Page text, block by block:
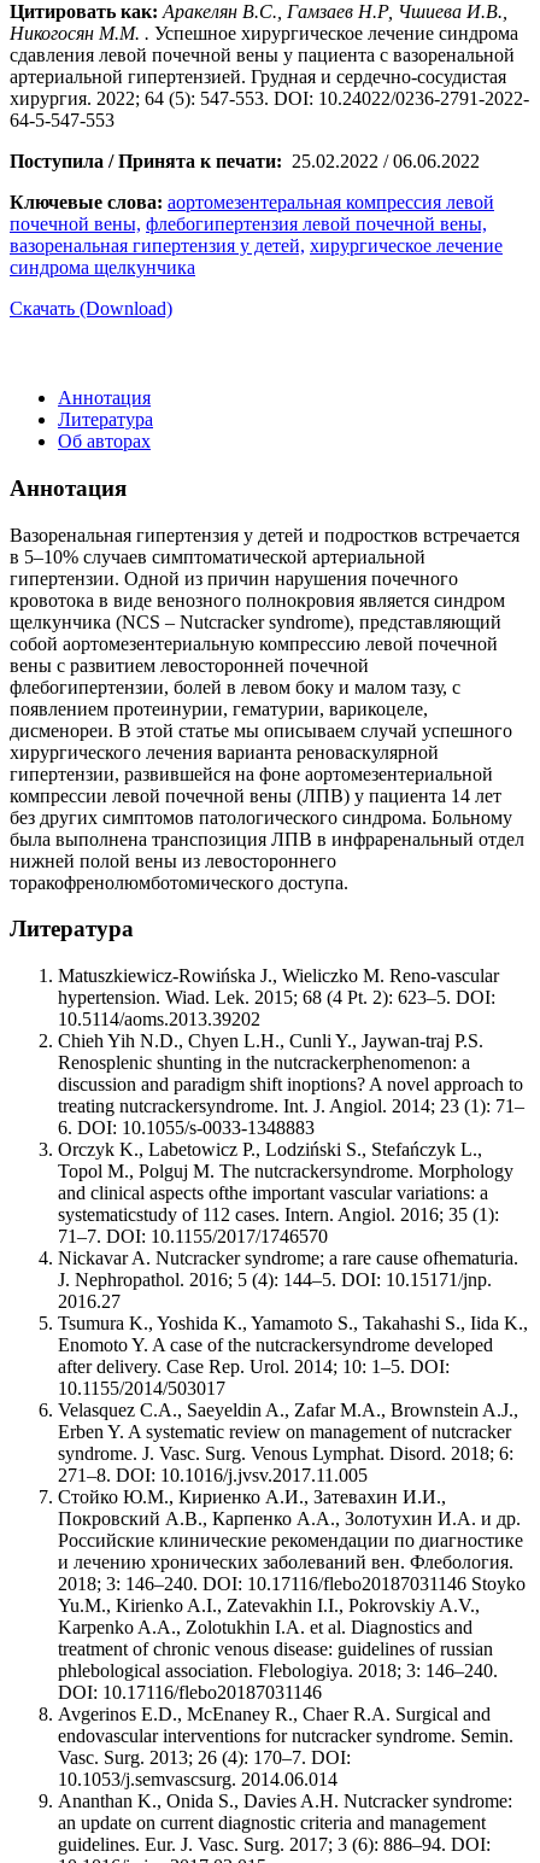
Цитировать как: Аракелян В.С., Гамзаев Н.Р, Чшиева И.В.,
Никогосян М.М. . Успешное хирургическое лечение синдрома
сдавления левой почечной вены у пациента с вазоренальной
артериальной гипертензией. Грудная и сердечно-сосудистая
хирургия. 2022; 64 (5): 547-553. DOI: 10.24022/0236-2791-2022-
64-5-547-553
Поступила / Принята к печати: 25.02.2022 / 06.06.2022
Ключевые слова: аортомезентеральная компрессия левой
почечной вены, флебогипертензия левой почечной вены,
вазоренальная гипертензия у детей, хирургическое лечение
синдрома щелкунчика
Скачать (Download)
Аннотация
Литература
Об авторах
Аннотация
Вазоренальная гипертензия у детей и подростков встречается
в 5–10% случаев симптоматической артериальной
гипертензии. Одной из причин нарушения почечного
кровотока в виде венозного полнокровия является синдром
щелкунчика (NCS – Nutcracker syndrome), представляющий
собой аортомезентериальную компрессию левой почечной
вены с развитием левосторонней почечной
флебогипертензии, болей в левом боку и малом тазу, с
появлением протеинурии, гематурии, варикоцеле,
дисменореи. В этой статье мы описываем случай успешного
хирургического лечения варианта реноваскулярной
гипертензии, развившейся на фоне аортомезентериальной
компрессии левой почечной вены (ЛПВ) у пациента 14 лет
без других симптомов патологического синдрома. Больному
была выполнена транспозиция ЛПВ в инфраренальный отдел
нижней полой вены из левостороннего
торакофренолюмботомического доступа.
Литература
Matuszkiewicz-Rowińska J., Wieliczko M. Reno-vascular
hypertension. Wiad. Lek. 2015; 68 (4 Pt. 2): 623–5. DOI:
10.5114/aoms.2013.39202
Chieh Yih N.D., Chyen L.H., Cunli Y., Jaywan-traj P.S.
Renosplenic shunting in the nutcrackerphenomenon: a
discussion and paradigm shift inoptions? A novel approach to
treating nutcrackersyndrome. Int. J. Angiol. 2014; 23 (1): 71–
6. DOI: 10.1055/s-0033-1348883
Orczyk K., Labetowicz P., Lodziński S., Stefańczyk L.,
Topol M., Polguj M. The nutcrackersyndrome. Morphology
and clinical aspects ofthe important vascular variations: a
systematicstudy of 112 cases. Intern. Angiol. 2016; 35 (1):
71–7. DOI: 10.1155/2017/1746570
Nickavar A. Nutcracker syndrome; a rare cause ofhematuria.
J. Nephropathol. 2016; 5 (4): 144–5. DOI: 10.15171/jnp.
2016.27
Tsumura K., Yoshida K., Yamamoto S., Takahashi S., Iida K.,
Enomoto Y. A case of the nutcrackersyndrome developed
after delivery. Case Rep. Urol. 2014; 10: 1–5. DOI:
10.1155/2014/503017
Velasquez C.A., Saeyeldin A., Zafar M.A., Brownstein A.J.,
Erben Y. A systematic review on management of nutcracker
syndrome. J. Vasc. Surg. Venous Lymphat. Disord. 2018; 6:
271–8. DOI: 10.1016/j.jvsv.2017.11.005
Cтойко Ю.М., Кириенко А.И., Затевахин И.И.,
Покровский А.В., Карпенко А.А., Золотухин И.А. и др.
Российские клинические рекомендации по диагностике
и лечению хронических заболеваний вен. Флебология.
2018; 3: 146–240. DOI: 10.17116/flebo20187031146 Stoyko
Yu.M., Kirienko A.I., Zatevakhin I.I., Pokrovskiy A.V.,
Karpenko A.A., Zolotukhin I.A. et al. Diagnostics and
treatment of chronic venous disease: guidelines of russian
phlebological association. Flebologiya. 2018; 3: 146–240.
DOI: 10.17116/flebo20187031146
Avgerinos E.D., McEnaney R., Chaer R.A. Surgical and
endovascular interventions for nutcracker syndrome. Semin.
Vasc. Surg. 2013; 26 (4): 170–7. DOI:
10.1053/j.semvascsurg. 2014.06.014
Ananthan K., Onida S., Davies A.H. Nutcracker syndrome:
an update on current diagnostic criteria and management
guidelines. Eur. J. Vasc. Surg. 2017; 3 (6): 886–94. DOI: